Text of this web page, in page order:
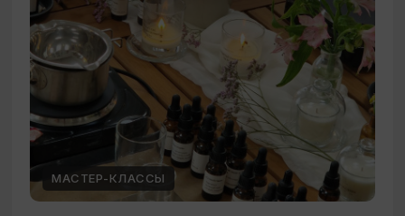
МАСТЕР-КЛАССЫ